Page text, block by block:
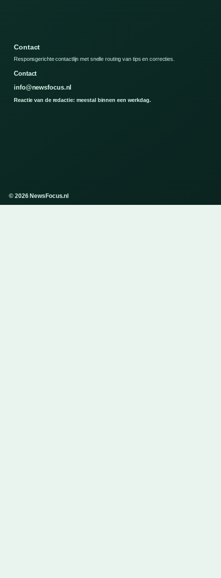
Contact
Responsgerichte contactlijn met snelle routing van tips en correcties.
Contact
info@newsfocus.nl
Reactie van de redactie: meestal binnen een werkdag.
© 2026 NewsFocus.nl